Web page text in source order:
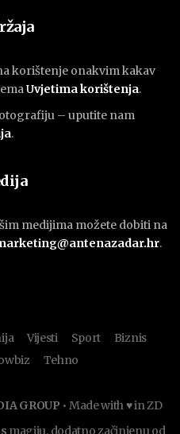
korištenje onakvim kakav
Uvjetima korištenja.
– uputite nam
.
medijima možete dobiti na
.
Vijesti Sport
Biznis
Tehno
GROUP • Made with ♥ in ZD
magiju, dodatno začinjenu od